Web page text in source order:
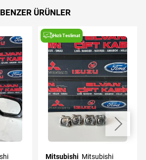
BENZER ÜRÜNLER
Hızlı Teslimat
Mitsubishi